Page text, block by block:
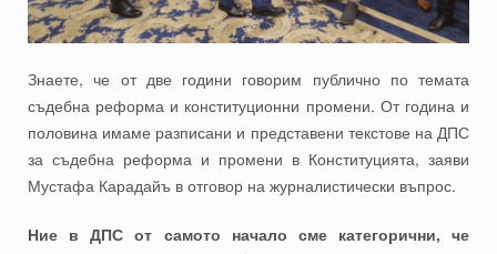
Знаете, че от две години говорим публично по темата
съдебна реформа и конституционни промени. От година и
половина имаме разписани и представени текстове на ДПС
за съдебна реформа и промени в Конституцията, заяви
Мустафа Карадайъ в отговор на журналистически въпрос.
Ние в ДПС от самото начало сме категорични, че